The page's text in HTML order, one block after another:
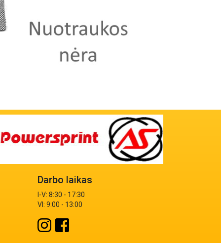
Darbo laikas
I-V: 8:30 - 17:30
VI: 9:00 - 13:00